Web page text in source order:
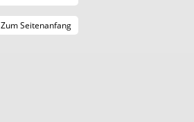
Zum Seitenanfang